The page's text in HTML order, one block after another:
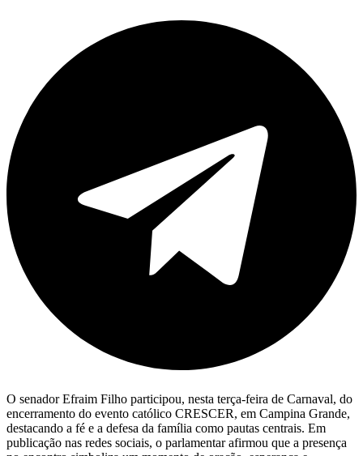
O senador Efraim Filho participou, nesta terça-feira de Carnaval, do
encerramento do evento católico CRESCER, em Campina Grande,
destacando a fé e a defesa da família como pautas centrais. Em
publicação nas redes sociais, o parlamentar afirmou que a presença